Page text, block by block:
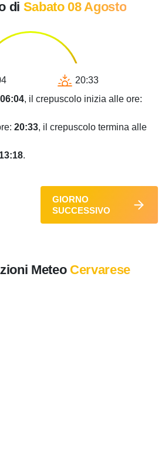
di Sabato 08 Agosto
20:33
06:04, il crepuscolo inizia alle ore:
20:33, il crepuscolo termina alle
13:18.
GIORNO
SUCCESSIVO
Meteo Cervarese